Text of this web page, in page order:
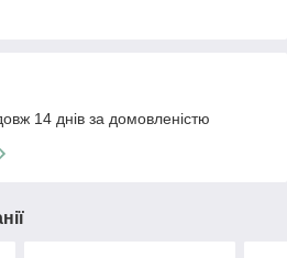
14 днів за домовленістю